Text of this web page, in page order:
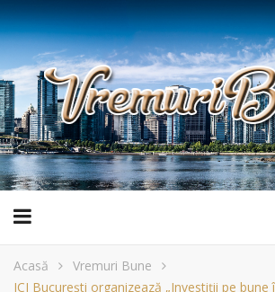
Acasă
Vremuri Bune
JCI București organizează „Investiții pe bune